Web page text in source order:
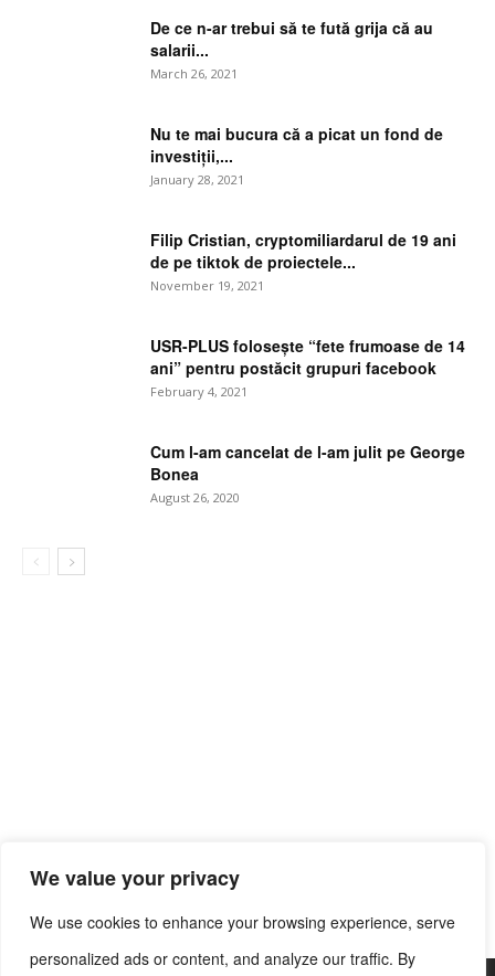
We value your privacy
We use cookies to enhance your browsing experience, serve
personalized ads or content, and analyze our traffic. By
De ce n-ar trebui să te fută grija că au
salarii...
March 26, 2021
Nu te mai bucura că a picat un fond de
investiții,...
January 28, 2021
Filip Cristian, cryptomiliardarul de 19 ani
de pe tiktok de proiectele...
November 19, 2021
USR-PLUS folosește “fete frumoase de 14
ani” pentru postăcit grupuri facebook
February 4, 2021
Cum l-am cancelat de l-am julit pe George
Bonea
August 26, 2020